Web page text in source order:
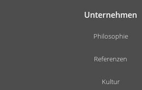
Unternehmen
Philosophie
Referenzen
Kultur